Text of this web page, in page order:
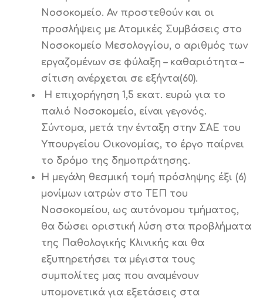
Νοσοκομείο. Αν προστεθούν και οι
προσλήψεις με Ατομικές Συμβάσεις στο
Νοσοκομείο Μεσολογγίου, ο αριθμός των
εργαζομένων σε φύλαξη – καθαριότητα –
σίτιση ανέρχεται σε εξήντα(60).
Η επιχορήγηση 1,5 εκατ. ευρώ για το
παλιό Νοσοκομείο, είναι γεγονός.
Σύντομα, μετά την ένταξη στην ΣΑΕ του
Υπουργείου Οικονομίας, το έργο παίρνει
το δρόμο της δημοπράτησης.
Η μεγάλη θεσμική τομή πρόσληψης έξι (6)
μονίμων ιατρών στο ΤΕΠ του
Νοσοκομείου, ως αυτόνομου τμήματος,
θα δώσει οριστική λύση στα προβλήματα
της Παθολογικής Κλινικής και θα
εξυπηρετήσει τα μέγιστα τους
συμπολίτες μας που αναμένουν
υπομονετικά για εξετάσεις στα